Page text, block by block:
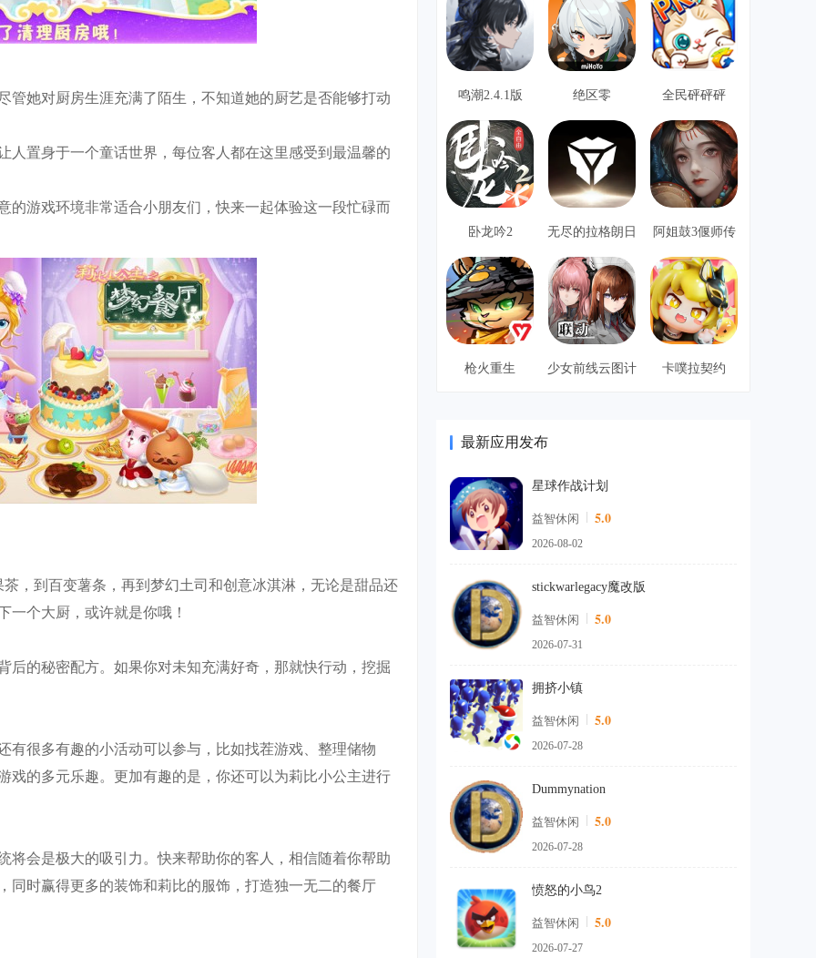
管她对厨房生涯充满了陌生，不知道她的厨艺是否能够打动
人置身于一个童话世界，每位客人都在这里感受到最温馨的
的游戏环境非常适合小朋友们，快来一起体验这一段忙碌而
，到百变薯条，再到梦幻土司和创意冰淇淋，无论是甜品还
一个大厨，或许就是你哦！
后的秘密配方。如果你对未知充满好奇，那就快行动，挖掘
有很多有趣的小活动可以参与，比如找茬游戏、整理储物
戏的多元乐趣。更加有趣的是，你还可以为莉比小公主进行
将会是极大的吸引力。快来帮助你的客人，相信随着你帮助
同时赢得更多的装饰和莉比的服饰，打造独一无二的餐厅
鸣潮2.4.1版 绝区零 全民砰砰砰
卧龙吟2 无尽的拉格朗日 阿姐鼓3偃师传
枪火重生 少女前线云图计 卡噗拉契约
最新应用发布
星球作战计划
益智休闲 5.0
2026-08-02
stickwarlegacy魔改版
益智休闲 5.0
2026-07-31
拥挤小镇
益智休闲 5.0
2026-07-28
Dummynation
益智休闲 5.0
2026-07-28
愤怒的小鸟2
益智休闲 5.0
2026-07-27